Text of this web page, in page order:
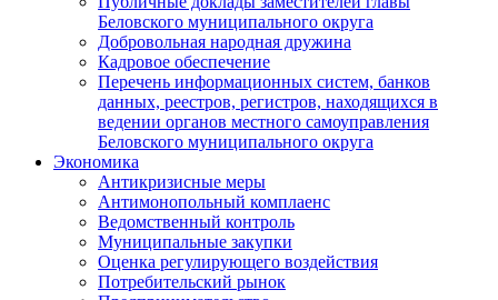
Беловского муниципального округа
Добровольная народная дружина
Кадровое обеспечение
Перечень информационных систем, банков
данных, реестров, регистров, находящихся в
ведении органов местного самоуправления
Беловского муниципального округа
Экономика
Антикризисные меры
Антимонопольный комплаенс
Ведомственный контроль
Муниципальные закупки
Оценка регулирующего воздействия
Потребительский рынок